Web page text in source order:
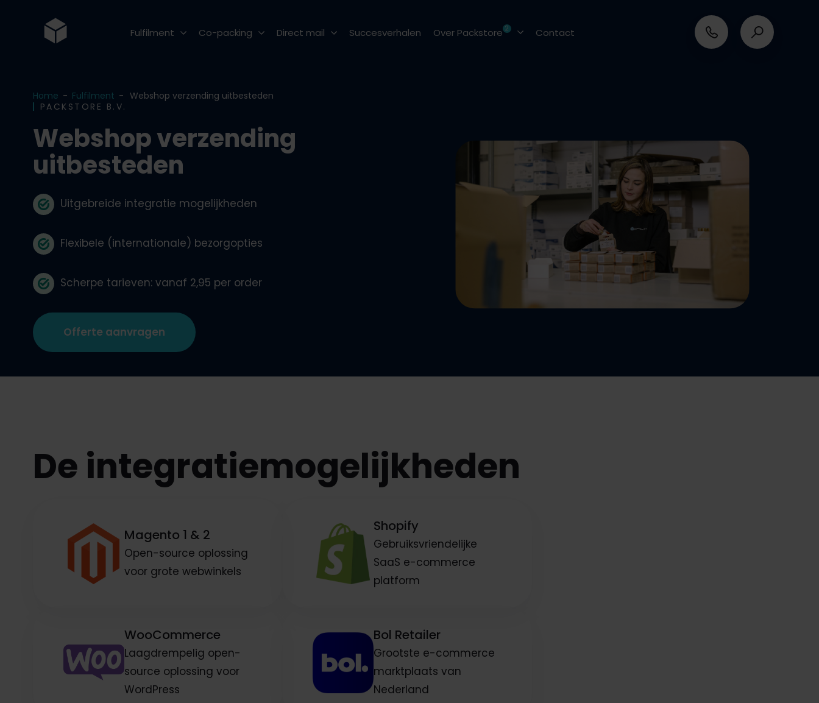
Fulfilment
Marketing fulfilment
Opslag
Goederenontvangst
Verzenden
Webshop koppelingen
Klantenservice uitbesteden
Co-packing
Verpakken
Ompakken
Etiketteren
Coderen
Direct mail Succesverhalen Over Packstore 2
Vacatures
Contact
Home - Fulfilment - Webshop verzending uitbesteden
PACKSTORE B.V.
Webshop verzending
uitbesteden
Uitgebreide integratie mogelijkheden
Flexibele (internationale) bezorgopties
Scherpe tarieven: vanaf 2,95 per order
Offerte aanvragen
De integratiemogelijkheden
Magento 1 & 2
Open-source oplossing
voor grote webwinkels
Shopify
Gebruiksvriendelijke
SaaS e-commerce
platform
WooCommerce
Laagdrempelig open-
source oplossing voor
WordPress
Bol Retailer
Grootste e-commerce
marktplaats van
Nederland